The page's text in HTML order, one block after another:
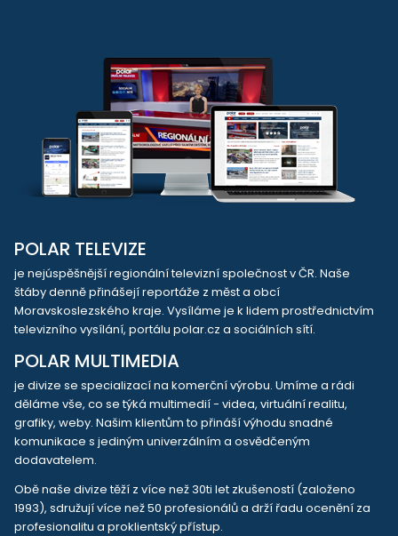
POLAR TELEVIZE
je nejúspěšnější regionální televizní společnost v ČR. Naše
štáby denně přinášejí reportáže z měst a obcí
Moravskoslezského kraje. Vysíláme je k lidem prostřednictvím
televizního vysílání, portálu polar.cz a sociálních sítí.
POLAR MULTIMEDIA
je divize se specializací na komerční výrobu. Umíme a rádi
děláme vše, co se týká multimedií - videa, virtuální realitu,
grafiky, weby. Našim klientům to přináší výhodu snadné
komunikace s jediným univerzálním a osvědčeným
dodavatelem.
Obě naše divize těží z více než 30ti let zkušeností (založeno
1993), sdružují více než 50 profesionálů a drží řadu ocenění za
profesionalitu a proklientský přístup.